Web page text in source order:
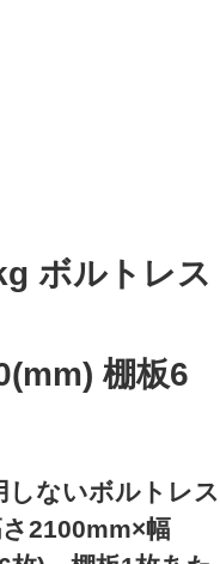
ボルトレス
棚板6
ないボルトレス
2100mm×幅